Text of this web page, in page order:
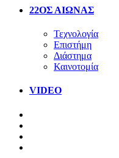
22ΟΣ ΑΙΩΝΑΣ
Τεχνολογία
Επιστήμη
Διάστημα
Καινοτομία
VIDEO